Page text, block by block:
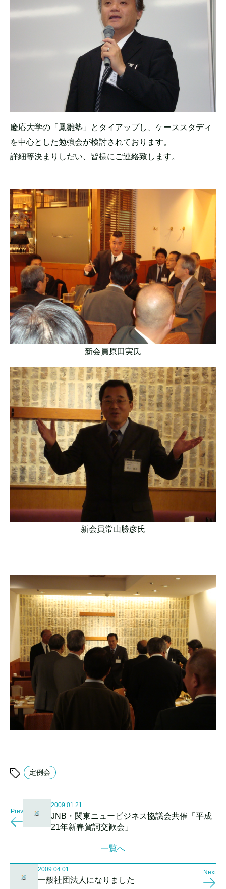
慶応大学の「鳳雛塾」とタイアップし、ケーススタディ
を中心とした勉強会が検討されております。
詳細等決まりしだい、皆様にご連絡致します。
新会員原田実氏
新会員常山勝彦氏
定例会
Prev
2009.01.21
JNB・関東ニュービジネス協議会共催「平成
21年新春賀詞交歓会」
一覧へ
2009.04.01
一般社団法人になりました
Next